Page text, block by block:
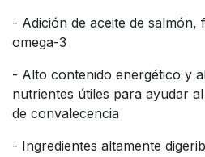
- Adición de aceite de salmón,
omega-3
- Alto contenido energético y
nutrientes útiles para ayudar
de convalecencia
- Ingredientes altamente